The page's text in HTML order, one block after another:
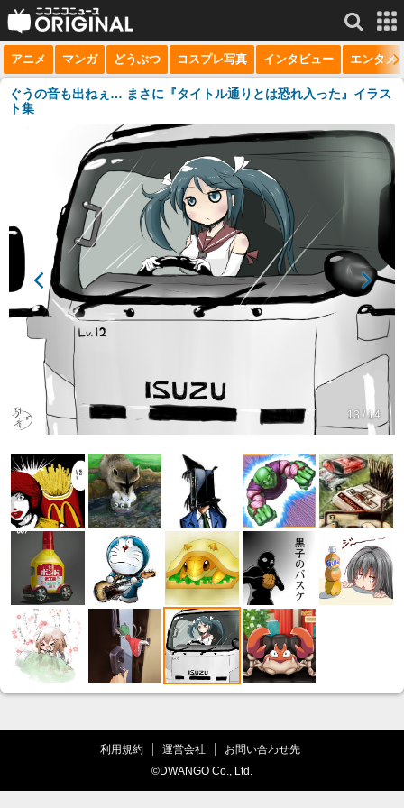
サービス一覧 もっと見る
niconico
ニュース
チャンネル
マンガ
ニコニコQ
アニメ マンガ どうぶつ コスプレ写真 インタビュー エンタメ
ぐうの音も出ねぇ… まさに『タイトル通りとは恐れ入った』イラス
ト集
13 / 14
利用規約 運営会社
お問い合わせ先
©DWANGO Co., Ltd.